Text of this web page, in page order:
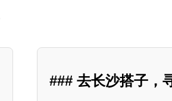
### 去长沙搭子，